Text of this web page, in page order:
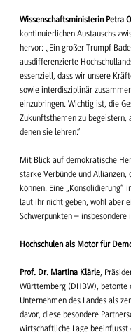
Wissenschaftsministerin Petra
kontinuierlichen Austauschs
hervor: „Ein großer Trumpf
ausdifferenzierte
essenziell, dass wir unsere
sowie interdisziplinär
einzubringen. Wichtig ist, die
Zukunftsthemen zu begeistern,
denen sie lehren.“
Mit Blick auf demokratische
starke Verbünde und
können. Eine „Konsolidierung“
laut ihr nicht geben, wohl aber
Schwerpunkten –
Hochschulen als Motor für
Prof. Dr. Martina Klärle,
Württemberg (DHBW), betonte
Unternehmen des Landes als
davor, diese besondere
wirtschaftliche Lage